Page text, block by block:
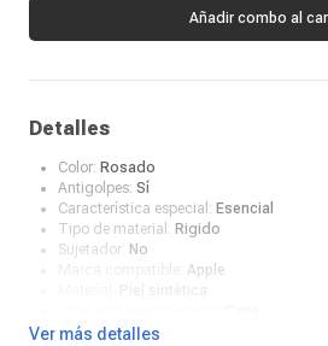
Añadir combo al
Detalles
Color: Rosado
Antigolpes: Sí
Característica especial: Esencial
Tipo de material: Rigido
Sujetador: No
Apple
Ver más detalles